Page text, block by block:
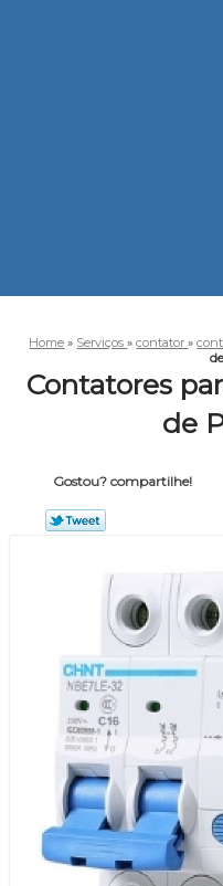
Home » Serviços»contator»
Contatores
de
Gostou? compartilhe!